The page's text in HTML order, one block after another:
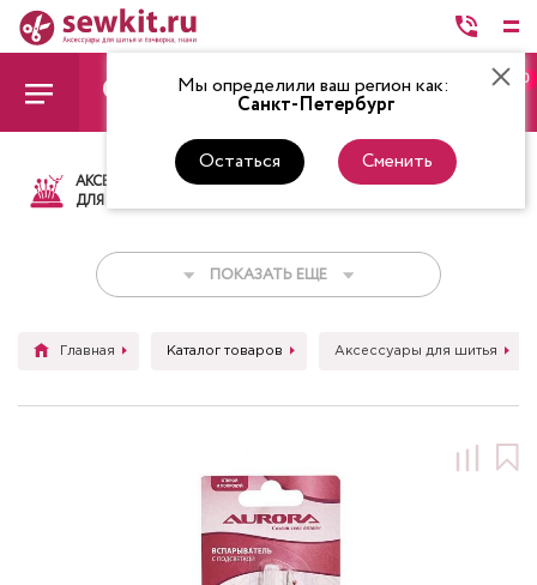
Мы определили ваш регион как:
Санкт-Петербург
Остаться Сменить
0
АКСЕССУАРЫ
ДЛЯ ШИТЬЯ
ТКАНИ НИТКИ
ПОКАЗАТЬ ЕЩЕ
Главная Каталог товаров Аксессуары для шитья